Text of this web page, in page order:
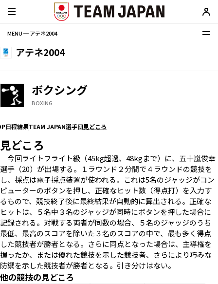
MENU ─ アテネ2004
アテネ2004
ボクシング
BOXING
日程結果TEAM JAPAN選手団見どころ
見どころ
今回ライトフライト級（45kg超過、48kgまで）に、五十嵐俊幸
選手（20）が出場する。１ラウンド２分間で４ラウンドの競技を
し、採点は電子採点装置が使われる。これは5名のジャッジがコン
ピューターのボタンを押し、正確なヒット数（得点打）を入力す
るもので、競技終了後に最終結果が自動的に算出される。正確な
ヒットは、５名中３名のジャッジが同時にボタンを押した場合に
記録される。対戦する両者が同数の場合、５名のジャッジのうち
最低、最高のスコアを除いた３名のスコアの中で、最も多く得点
した競技者が勝者となる。さらに同点となった場合は、主導権を
握ったか、または優れた競技を示した競技者、さらにより巧みな
防禦を示した競技者が勝者となる。引き分けはない。
他の競技の見どころ